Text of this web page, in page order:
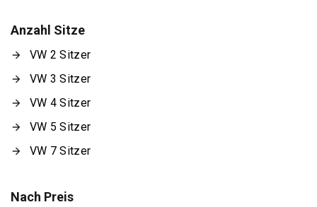
Anzahl Sitze
VW 2 Sitzer
VW 3 Sitzer
VW 4 Sitzer
VW 5 Sitzer
VW 7 Sitzer
Nach Preis